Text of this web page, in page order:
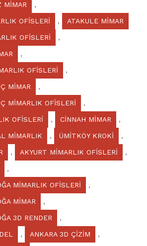
MİMAR ,
OFİSLERİ , ATAKULE MİMAR
OFİSLERİ ,
,
OFİSLERİ ,
MİMAR ,
MİMARLIK OFİSLERİ ,
OFİSLERİ , CİNNAH MİMAR ,
MİMARLIK , ÜMİTKÖY KROKİ ,
, AKYURT MİMARLIK OFİSLERİ ,
,
MİMARLIK OFİSLERİ ,
MİMAR ,
3D RENDER ,
, ANKARA 3D ÇİZİM ,